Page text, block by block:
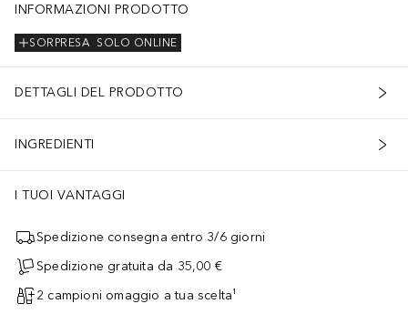
INFORMAZIONI PRODOTTO
SOLO ONLINE
SORPRESA
DETTAGLI DEL PRODOTTO
INGREDIENTI
I TUOI VANTAGGI
Spedizione consegna entro 3/6 giorni
Spedizione gratuita da 35,00 €
2 campioni omaggio a tua scelta¹